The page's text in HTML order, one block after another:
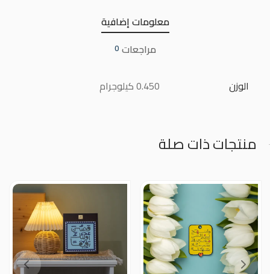
معلومات إضافية
مراجعات0
الوزن 0.450 كيلوجرام
منتجات ذات صلة